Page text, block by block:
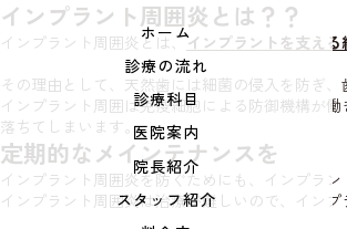
ホーム
診療の流れ
診療科目
医院案内
院長紹介
スタッフ紹介
インプラント周囲炎とは？？
インプラント周囲炎とは、インプラントを支え
その理由として、天然歯には細菌の侵入を防ぎ
インプラント周囲は免疫細胞による防御機構が働
落ちてしまいます。
定期的なメインテナンスを
インプラント周囲炎を防ぐためにも、インプラ
インプラント周囲炎は治療が難しいので、イン